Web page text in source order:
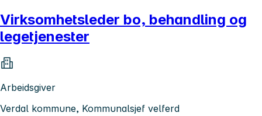
Virksomhetsleder bo, behandling og
legetjenester
Arbeidsgiver
Verdal kommune, Kommunalsjef velferd